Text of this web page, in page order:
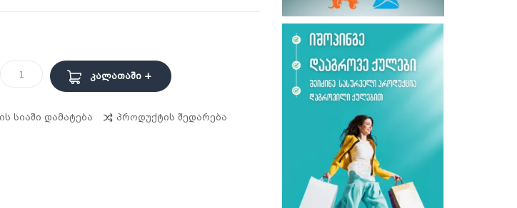
Კალათაში +
Სიაში Დამატება Პროდუქტის Შედარება